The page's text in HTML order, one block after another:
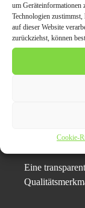
um Geräteinformationen
Technologien
auf dieser Website
zurückziehst, können
Cookie-
Worauf
Kosten
Eine